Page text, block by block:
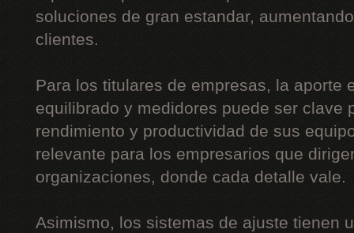
soluciones de gran estandar,
clientes.
Para los titulares de empresas, la aporte
equilibrado y medidores puede ser clave
rendimiento y productividad de sus
relevante para los empresarios que
organizaciones, donde cada detalle vale.
Asimismo, los sistemas de ajuste tienen